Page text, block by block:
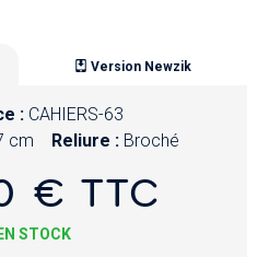
Version Newzik
: CAHIERS-63
cm Reliure : Broché
€ TTC
EN STOCK